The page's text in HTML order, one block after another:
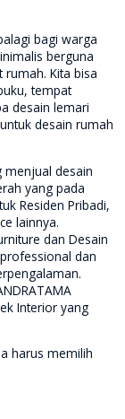
bagi warga
berguna
Kita bisa
tempat
desain lemari
desain rumah
menjual desain
yang pada
Residen Pribadi,
lainnya.
dan Desain
dan
Interior yang
harus memilih